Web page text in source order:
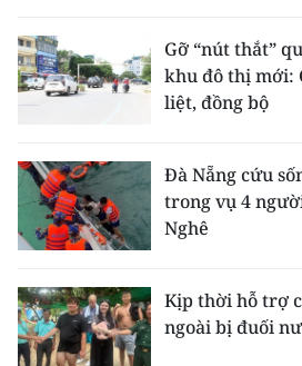
Gỡ “nút thắt”
khu đô thị mới:
liệt, đồng bộ
Đà Nẵng cứu
trong vụ 4
Nghê
Kịp thời hỗ trợ
ngoài bị đuối